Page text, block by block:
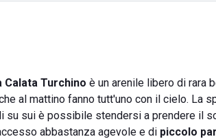
Calata Turchino è un arenile libero di rara
al mattino fanno tutt'uno con il cielo. La
su sui è possibile stendersi a prendere il
abbastanza agevole e di piccolo